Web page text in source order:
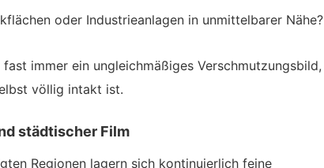
oder Industrieanlagen in unmittelbarer Nähe?
immer ein ungleichmäßiges Verschmutzungsbild,
völlig intakt ist.
städtischer Film
Regionen lagern sich kontinuierlich feine